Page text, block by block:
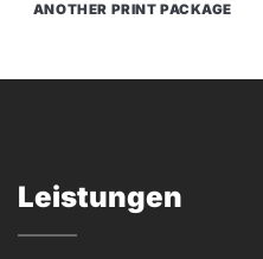
ANOTHER PRINT PACKAGE
Leistungen